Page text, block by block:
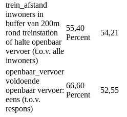
trein_afstand
inwoners in
buffer van 200m
rond treinstation
of halte openbaar
vervoer (t.o.v. alle
inwoners)
55,40
Percent
54,21
openbaar_vervoer
voldoende
openbaar vervoer:
eens (t.o.v.
respons)
66,60
Percent
52,55